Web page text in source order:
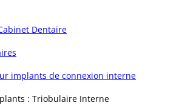
Dentaire
implants de connexion interne
: Triobulaire Interne